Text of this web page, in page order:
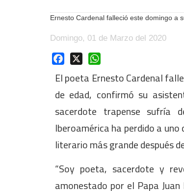
Ernesto Cardenal falleció este domingo a
Domingo, 01 de Marzo del 2020
Facebook
El poeta Ernesto Cardenal
de edad, confirmó su
sacerdote trapense sufría
Iberoamérica ha perdido a
literario más grande después
“Soy poeta, sacerdote y
amonestado por el Papa